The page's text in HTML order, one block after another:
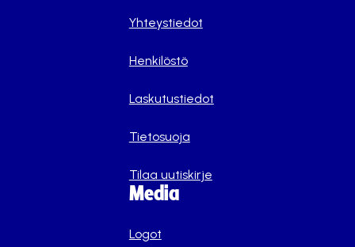
Yhteystiedot
Henkilöstö
Laskutustiedot
Tietosuoja
Tilaa uutiskirje
Media
Logot